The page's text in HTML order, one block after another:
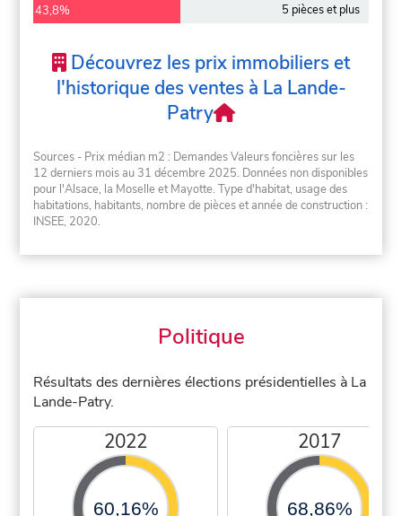
43,8% 5 pièces et plus
Découvrez les prix immobiliers et
l'historique des ventes à La Lande-
Patry
Sources - Prix médian m2 : Demandes Valeurs foncières sur les
12 derniers mois au 31 décembre 2025. Données non disponibles
pour l'Alsace, la Moselle et Mayotte. Type d'habitat, usage des
habitations, habitants, nombre de pièces et année de construction :
INSEE, 2020.
Politique
Résultats des dernières élections présidentielles à La
Lande-Patry.
2022
60,16%
2017
68,86%